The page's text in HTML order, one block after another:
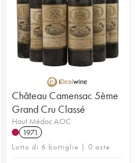
Château Camensac 5ème
Grand Cru Classé
Haut Médoc AOC
1971
Lotto di 6 bottiglie | 0 aste